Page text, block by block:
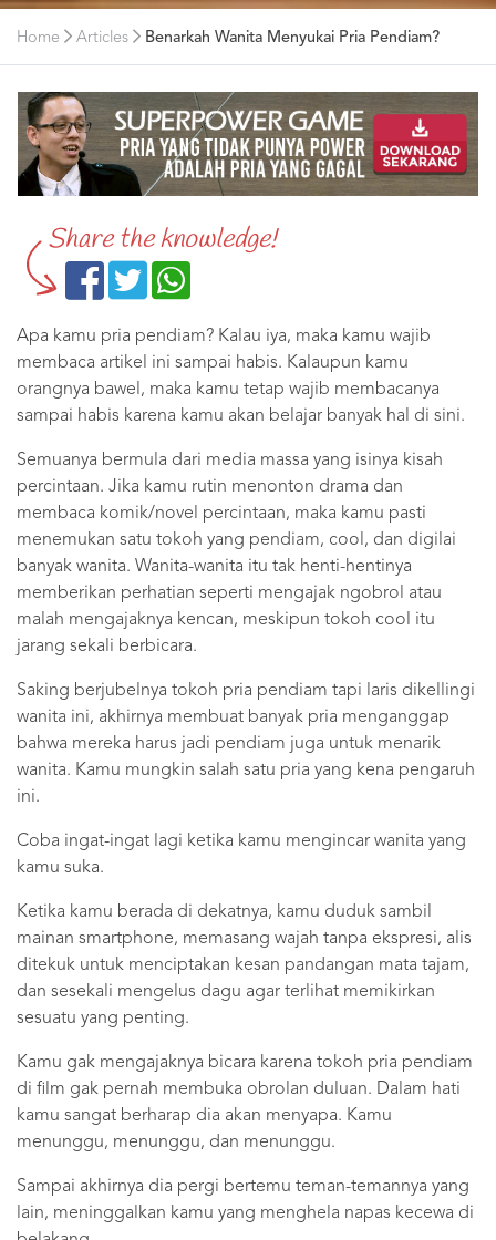
Home Articles Benarkah Wanita Menyukai Pria Pendiam?
Share the knowledge!
Apa kamu pria pendiam? Kalau iya, maka kamu wajib
membaca artikel ini sampai habis. Kalaupun kamu
orangnya bawel, maka kamu tetap wajib membacanya
sampai habis karena kamu akan belajar banyak hal di sini.
Semuanya bermula dari media massa yang isinya kisah
percintaan. Jika kamu rutin menonton drama dan
membaca komik/novel percintaan, maka kamu pasti
menemukan satu tokoh yang pendiam, cool, dan digilai
banyak wanita. Wanita-wanita itu tak henti-hentinya
memberikan perhatian seperti mengajak ngobrol atau
malah mengajaknya kencan, meskipun tokoh cool itu
jarang sekali berbicara.
Saking berjubelnya tokoh pria pendiam tapi laris dikellingi
wanita ini, akhirnya membuat banyak pria menganggap
bahwa mereka harus jadi pendiam juga untuk menarik
wanita. Kamu mungkin salah satu pria yang kena pengaruh
ini.
Coba ingat-ingat lagi ketika kamu mengincar wanita yang
kamu suka.
Ketika kamu berada di dekatnya, kamu duduk sambil
mainan smartphone, memasang wajah tanpa ekspresi, alis
ditekuk untuk menciptakan kesan pandangan mata tajam,
dan sesekali mengelus dagu agar terlihat memikirkan
sesuatu yang penting.
Kamu gak mengajaknya bicara karena tokoh pria pendiam
di film gak pernah membuka obrolan duluan. Dalam hati
kamu sangat berharap dia akan menyapa. Kamu
menunggu, menunggu, dan menunggu.
Sampai akhirnya dia pergi bertemu teman-temannya yang
lain, meninggalkan kamu yang menghela napas kecewa di